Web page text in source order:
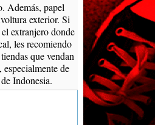
Además, papel
exterior. Si
extranjero donde
les recomiendo
que vendan
especialmente de
Indonesia.